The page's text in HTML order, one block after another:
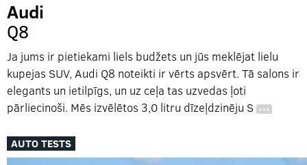
Audi
Q8
Ja jums ir pietiekami liels budžets un jūs meklējat lielu
kupejas SUV, Audi Q8 noteikti ir vērts apsvērt. Tā salons ir
elegants un ietilpīgs, un uz ceļa tas uzvedas ļoti
pārliecinoši. Mēs izvēlētos 3,0 litru dīzeļdzinēju S …
AUTO TESTS